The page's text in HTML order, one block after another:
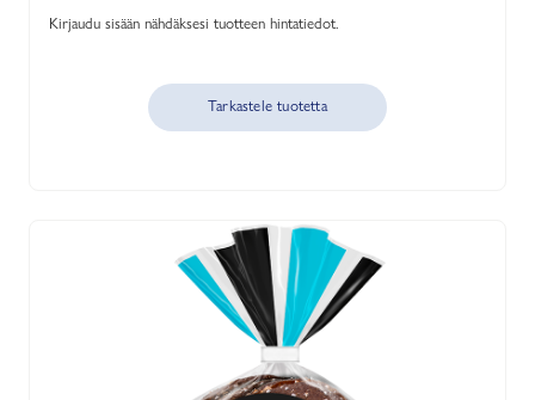
Kirjaudu sisään nähdäksesi tuotteen hintatiedot.
Tarkastele tuotetta